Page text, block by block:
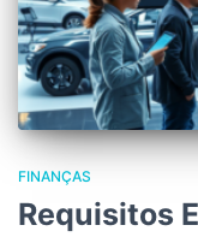
FINANÇAS
Requisitos